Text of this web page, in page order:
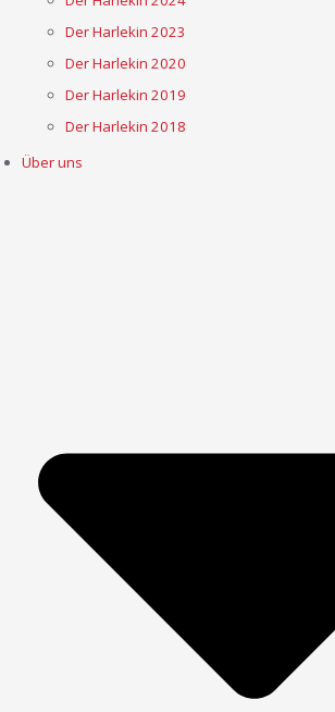
Der Harlekin 2023
Der Harlekin 2020
Der Harlekin 2019
Der Harlekin 2018
Über uns